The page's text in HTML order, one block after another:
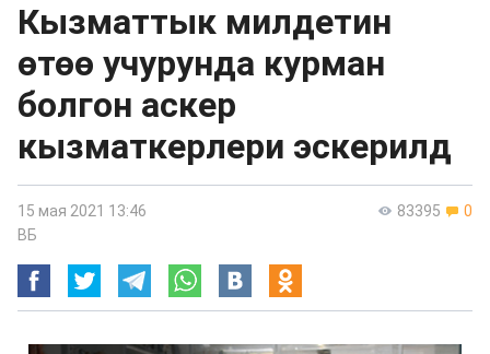
Кызматтык милдетин
өтөө учурунда курман
болгон аскер
кызматкерлери эскерилд
83395 0
15 мая 2021 13:46
ВБ